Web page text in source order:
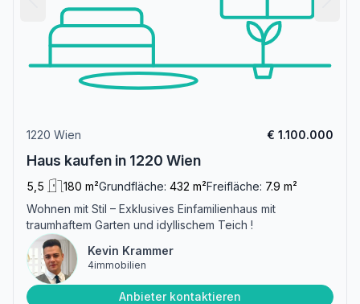
1220 Wien € 1.100.000
Haus kaufen in 1220 Wien
5,5 180 m²Grundfläche: 432 m²Freifläche: 7.9 m²
Wohnen mit Stil – Exklusives Einfamilienhaus mit
traumhaftem Garten und idyllischem Teich !
Kevin Krammer
4immobilien
Anbieter kontaktieren